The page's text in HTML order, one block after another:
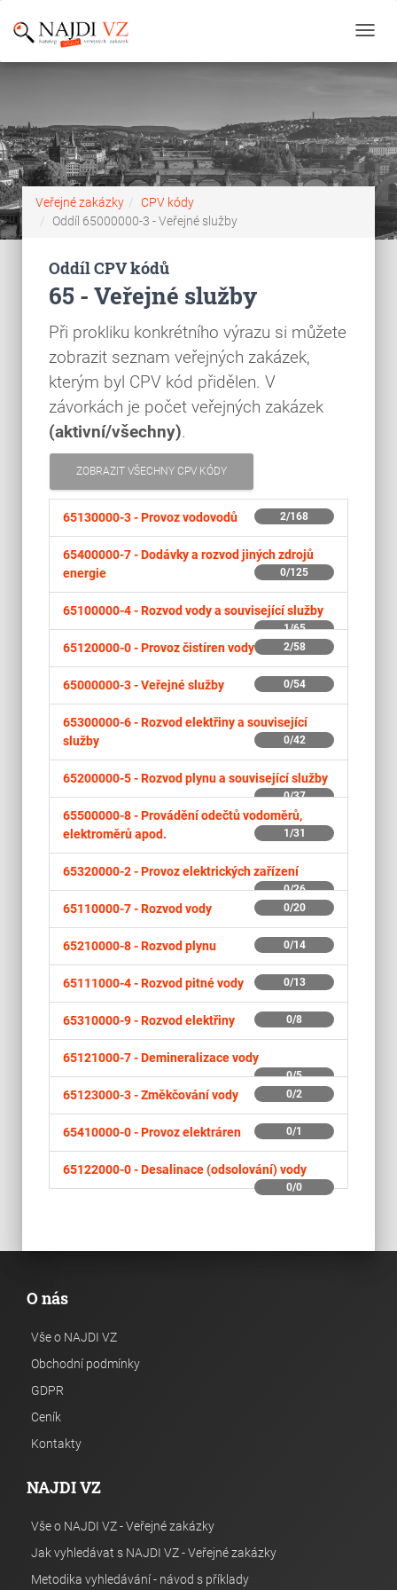
Veřejné zakázky
CPV kódy
Oddíl 65000000-3 - Veřejné služby
Oddíl CPV kódů
65 - Veřejné služby
Při prokliku konkrétního výrazu si můžete
zobrazit seznam veřejných zakázek,
kterým byl CPV kód přidělen. V
závorkách je počet veřejných zakázek
(aktivní/všechny).
ZOBRAZIT VŠECHNY CPV KÓDY
65130000-3 -Provoz vodovodů 2/168
65400000-7 -Dodávky a rozvod jiných zdrojů
energie
0/125
65100000-4 -Rozvod vody a související služby
1/65
65120000-0 -Provoz čistíren vody 2/58
65000000-3 -Veřejné služby 0/54
65300000-6 -Rozvod elektřiny a související
služby
0/42
65200000-5 -Rozvod plynu a související služby
0/37
65500000-8 -Provádění odečtů vodoměrů,
elektroměrů apod.
1/31
65320000-2 -Provoz elektrických zařízení
0/26
65110000-7 -Rozvod vody 0/20
65210000-8 -Rozvod plynu 0/14
65111000-4 -Rozvod pitné vody 0/13
65310000-9 -Rozvod elektřiny 0/8
65121000-7 -Demineralizace vody
0/5
65123000-3 -Změkčování vody 0/2
65410000-0 -Provoz elektráren 0/1
65122000-0 -Desalinace (odsolování) vody
0/0
O nás
Vše o NAJDI VZ
Obchodní podmínky
GDPR
Ceník
Kontakty
NAJDI VZ
Vše o NAJDI VZ - Veřejné zakázky
Jak vyhledávat s NAJDI VZ - Veřejné zakázky
Metodika vyhledávání - návod s příklady